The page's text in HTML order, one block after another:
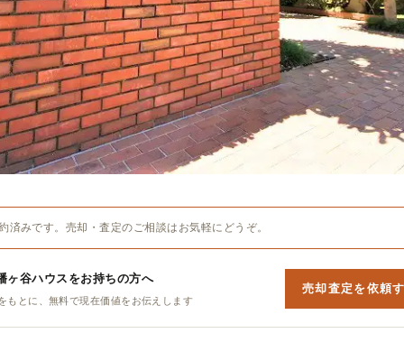
済みです。売却・査定のご相談はお気軽にどうぞ。
ヶ谷ハウスをお持ちの方へ
もとに、無料で現在価値をお伝えします
売却査定を依頼